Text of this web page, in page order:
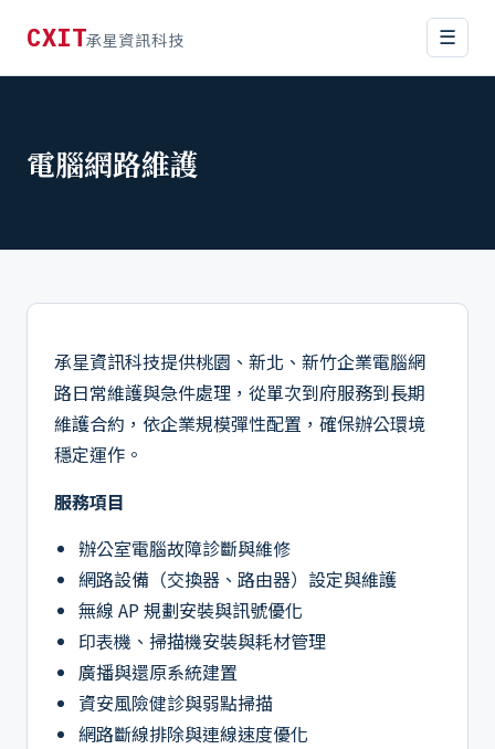
CXIT承星資訊科技 ☰
電腦網路維護
承星資訊科技提供桃園、新北、新竹企業電腦網
路日常維護與急件處理，從單次到府服務到長期
維護合約，依企業規模彈性配置，確保辦公環境
穩定運作。
服務項目
辦公室電腦故障診斷與維修
網路設備（交換器、路由器）設定與維護
無線 AP 規劃安裝與訊號優化
印表機、掃描機安裝與耗材管理
廣播與還原系統建置
資安風險健診與弱點掃描
網路斷線排除與連線速度優化